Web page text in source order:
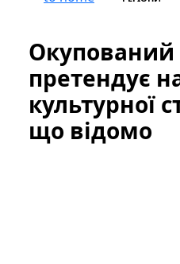
Окупований
претендує
культурної
що відомо